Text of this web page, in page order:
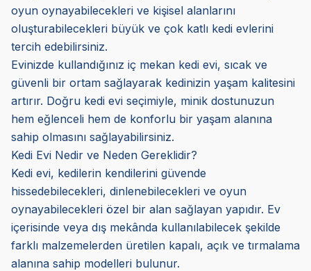
oyun oynayabilecekleri ve kişisel alanlarını
oluşturabilecekleri büyük ve çok katlı kedi evlerini
tercih edebilirsiniz.
Evinizde kullandığınız iç mekan kedi evi, sıcak ve
güvenli bir ortam sağlayarak kedinizin yaşam kalitesini
artırır. Doğru kedi evi seçimiyle, minik dostunuzun
hem eğlenceli hem de konforlu bir yaşam alanına
sahip olmasını sağlayabilirsiniz.
Kedi Evi Nedir ve Neden Gereklidir?
Kedi evi, kedilerin kendilerini güvende
hissedebilecekleri, dinlenebilecekleri ve oyun
oynayabilecekleri özel bir alan sağlayan yapıdır. Ev
içerisinde veya dış mekânda kullanılabilecek şekilde
farklı malzemelerden üretilen kapalı, açık ve tırmalama
alanına sahip modelleri bulunur.